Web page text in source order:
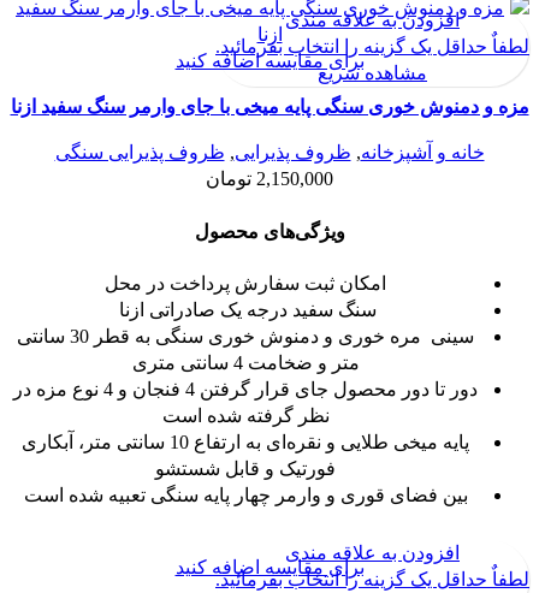
برای مقایسه اضافه کنید
مزه و دمنوش خوری سنگی پایه میخی با جای وارمر سنگ سفید ازنا
خانه و آشپزخانه, ظروف پذیرایی, ظروف پذیرایی سنگی
2,150,000 تومان
ویژگی‌های محصول
امکان ثبت سفارش پرداخت در محل
سنگ سفید درجه یک صادراتی ازنا
سینی مره خوری و دمنوش خوری سنگی به قطر 30 سانتی
متر و ضخامت 4 سانتی متری
دور تا دور محصول جای قرار گرفتن 4 فنجان و 4 نوع مزه در
نظر گرفته شده است
پایه میخی طلایی و نقره‌ای به ارتفاع 10 سانتی متر، آبکاری
فورتیک و قابل شستشو
بین فضای قوری و وارمر چهار پایه سنگی تعبیه شده است
افزودن به علاقه مندی
لطفاٌ حداقل یک گزینه را انتخاب بفرمائید.
مشاهده سریع
برای مقایسه اضافه کنید
افزودن به علاقه مندی
لطفاٌ حداقل یک گزینه را انتخاب بفرمائید.